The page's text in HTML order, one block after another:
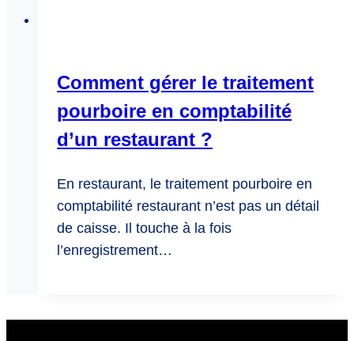
Comment gérer le traitement
pourboire en comptabilité
d’un restaurant ?
En restaurant, le traitement pourboire en
comptabilité restaurant n’est pas un détail
de caisse. Il touche à la fois
l’enregistrement…